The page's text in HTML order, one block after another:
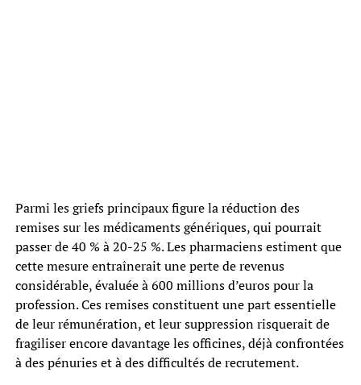
Parmi les griefs principaux figure la réduction des
remises sur les médicaments génériques, qui pourrait
passer de 40 % à 20-25 %. Les pharmaciens estiment que
cette mesure entraînerait une perte de revenus
considérable, évaluée à 600 millions d’euros pour la
profession. Ces remises constituent une part essentielle
de leur rémunération, et leur suppression risquerait de
fragiliser encore davantage les officines, déjà confrontées
à des pénuries et à des difficultés de recrutement.